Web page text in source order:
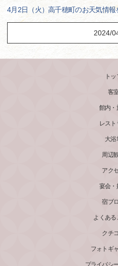
4月2日（火）高千穂町のお天気情
ト
客
館内・
レスト
大浴
周辺
アク
宴会・
宿ブ
よくある
クチ
フォトギ